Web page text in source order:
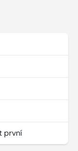
první